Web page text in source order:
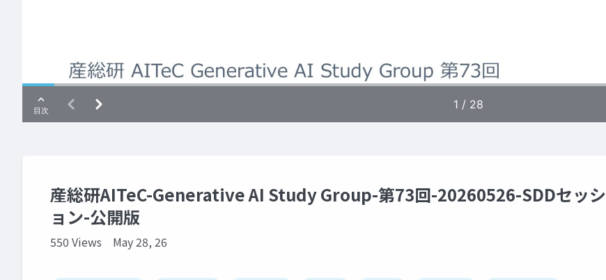
産総研AITeC-Generative AI Study Group-第73回-20260526-SDDセッシ
ョン-公開版
550 Views May 28, 26